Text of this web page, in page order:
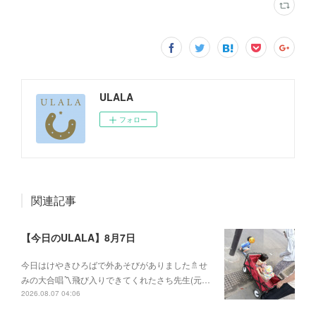
ULALA
フォロー
関連記事
【今日のULALA】8月7日
今日はけやきひろばで外あそびがありました🚿せ
みの大合唱〽飛び入りできてくれたさち先生(元…
2026.08.07 04:06